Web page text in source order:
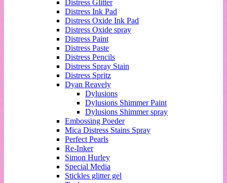
Distress Glitter
Distress Ink Pad
Distress Oxide Ink Pad
Distress Oxide spray
Distress Paint
Distress Paste
Distress Pencils
Distress Spray Stain
Distress Spritz
Dyan Reavely
Dylusions
Dylusions Shimmer Paint
Dylusions Shimmer spray
Embossing Poeder
Mica Distress Stains Spray
Perfect Pearls
Re-Inker
Simon Hurley
Special Media
Stickles glitter gel